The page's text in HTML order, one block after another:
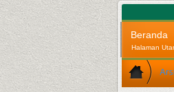
Beranda
Halaman